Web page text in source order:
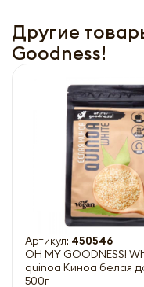
Другие
Goodness!
Артикул: 450546
OH MY GOODNESS!
quinoa Киноа белая
500г
Обязательны к